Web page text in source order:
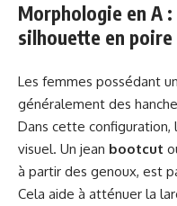
Morphologie en A
silhouette en poire
Les femmes possédant
généralement des
Dans cette configuration,
visuel. Un jean bootcut
à partir des genoux, est
Cela aide à atténuer la